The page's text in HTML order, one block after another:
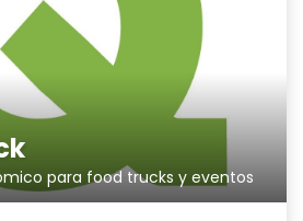
para food trucks y eventos